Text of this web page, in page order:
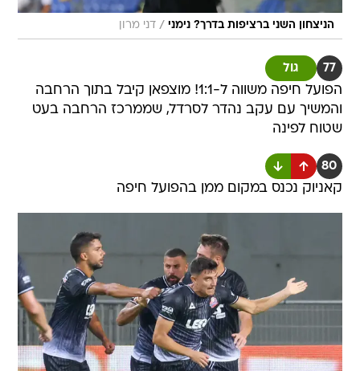
הניצחון השני ברציפות בדרך? נימני / דני מרון
77 גול
הפועל חיפה משווה ל-1:1! מוצפאן קיבל בתוך הרחבה
והמשיך עם עקב נהדר לסרדל, שממרכז הרחבה בעט
שטוח לפינה
80
קאניוק נכנס במקום ממן בהפועל חיפה